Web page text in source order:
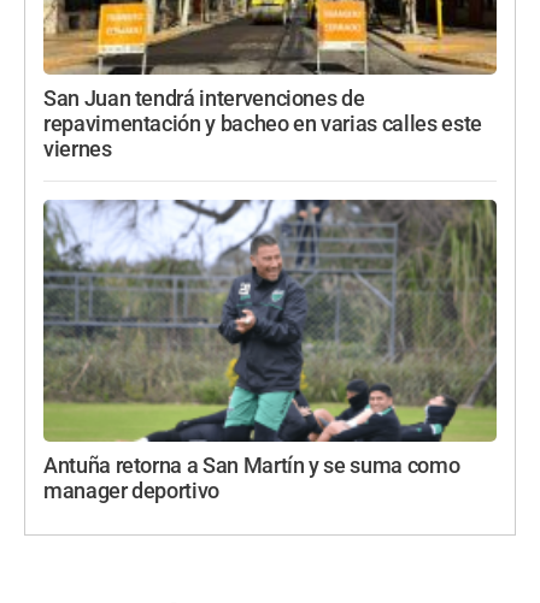
San Juan tendrá intervenciones de
repavimentación y bacheo en varias calles este
viernes
Antuña retorna a San Martín y se suma como
manager deportivo